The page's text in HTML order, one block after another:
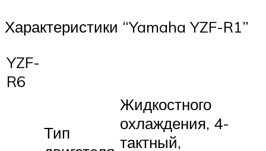
Характеристики “Yamaha YZF-R1”
YZF-
R6
Тип
Жидкостного
охлаждения, 4-
тактный,